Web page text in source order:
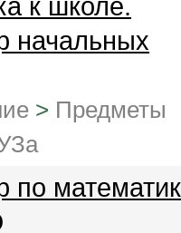
к школе.
начальных
> Предметы
по